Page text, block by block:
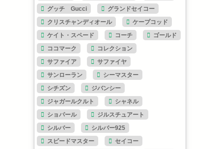
グッチ Gucci
グランドセイコー
クリスチャンディオール
ケープコッド
ケイト・スペード
コーチ
ゴールド
ココマーク
コレクション
サファイア
サファイヤ
サンローラン
シーマスター
シチズン
ジバンシー
ジャガールクルト
シャネル
ショパール
ジルスチュアート
シルバー
シルバー925
スピードマスター
セイコー